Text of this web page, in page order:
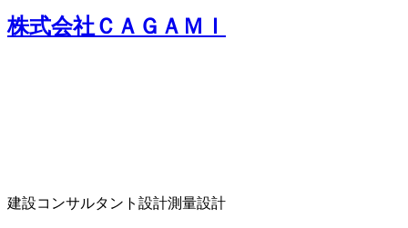
株式会社ＣＡＧＡＭＩ
建設コンサルタント 設計測量設計